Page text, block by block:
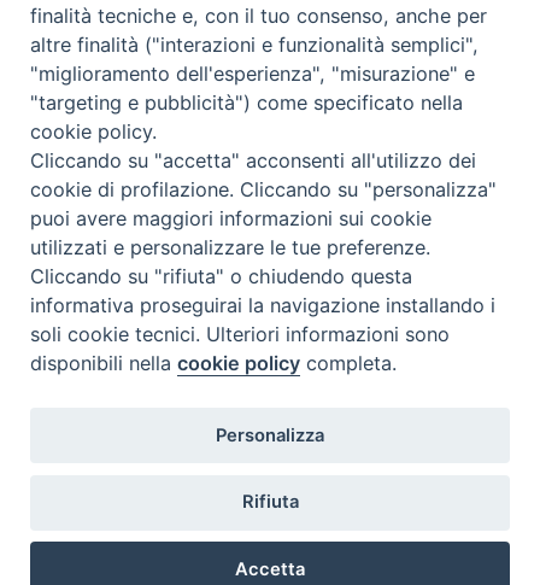
Contatti & Info
C.ne Aurelia, 50 – 00165 Roma
Contatti
Scrivi a: cnvf@chiesacattolica.it
finalità tecniche e, con il tuo consenso, anche per
altre finalità ("interazioni e funzionalità semplici",
"miglioramento dell'esperienza", "misurazione" e
"targeting e pubblicità") come specificato nella
cookie policy.
Cliccando su "accetta" acconsenti all'utilizzo dei
cookie di profilazione. Cliccando su "personalizza"
puoi avere maggiori informazioni sui cookie
utilizzati e personalizzare le tue preferenze.
Cliccando su "rifiuta" o chiudendo questa
informativa proseguirai la navigazione installando i
soli cookie tecnici. Ulteriori informazioni sono
disponibili nellacookie policy completa.
Personalizza
Rifiuta
Accetta